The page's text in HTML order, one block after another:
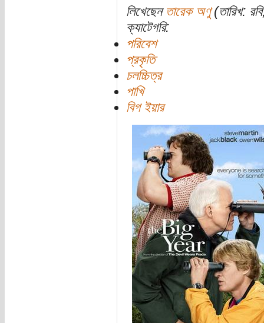
লিখেছেন তারেক অণু(তারিখ:
ক্যাটেগরি:
পরিবেশ
প্রকৃতি
চলচ্চিত্র
পাখি
বিগ ইয়ার